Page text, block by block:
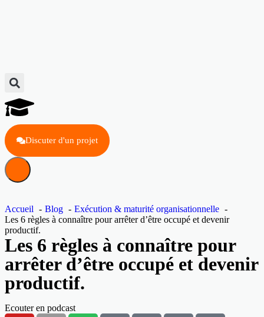
Discuter d'un projet
Accueil Blog
Exécution & maturité organisationnelle
Les 6 règles à connaître pour arrêter d’être occupé et devenir
productif.
Les 6 règles à connaître pour
arrêter d’être occupé et devenir
productif.
Ecouter en podcast